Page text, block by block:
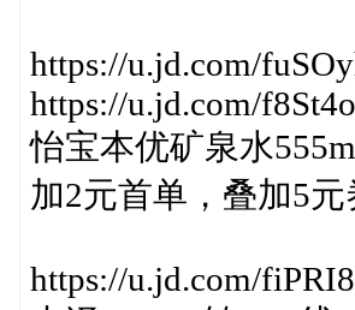
https://u.jd.com/
https://u.jd.com/
怡宝本优矿泉水
加2元首单，叠加5元
https://u.jd.com/